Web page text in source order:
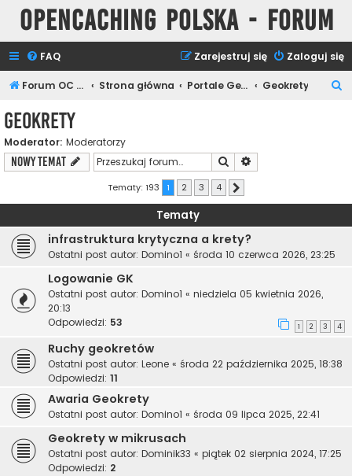
Opencaching Polska - Forum
FAQ Zaloguj się
Zarejestruj się
Forum OC PL Strona główna Portale Geocachingowe Geokrety
Geokrety
Moderator: Moderatorzy
NOWY TEMAT Szukaj
Tematy: 193 1 2 3 4
Tematy
infrastruktura krytyczna a krety?
Ostatni post autor: Domino1 « środa 10 czerwca 2026, 23:25
Logowanie GK
Ostatni post autor: Domino1 « niedziela 05 kwietnia 2026,
20:13
Odpowiedzi: 53 1 2 3 4
Ruchy geokretów
Ostatni post autor: Leone « środa 22 października 2025, 18:38
Odpowiedzi: 11
Awaria Geokrety
Ostatni post autor: Domino1 « środa 09 lipca 2025, 22:41
Geokrety w mikrusach
Ostatni post autor: Dominik33 « piątek 02 sierpnia 2024, 17:25
Odpowiedzi: 2